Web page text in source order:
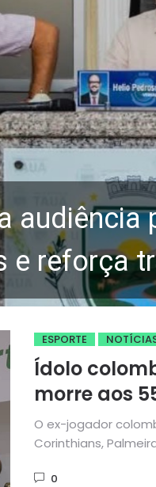
e reforça
ESPORTE
Ídolo
morre aos
O ex-jogador
Corinthians,
0